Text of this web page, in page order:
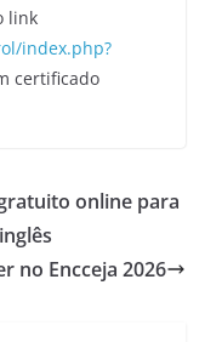
link
index.php?
certificado
online para
no Encceja 2026